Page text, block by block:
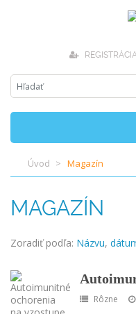
Úvod Magazín
MAGAZÍN
Zoradiť podľa: Názvu,
Rôzne